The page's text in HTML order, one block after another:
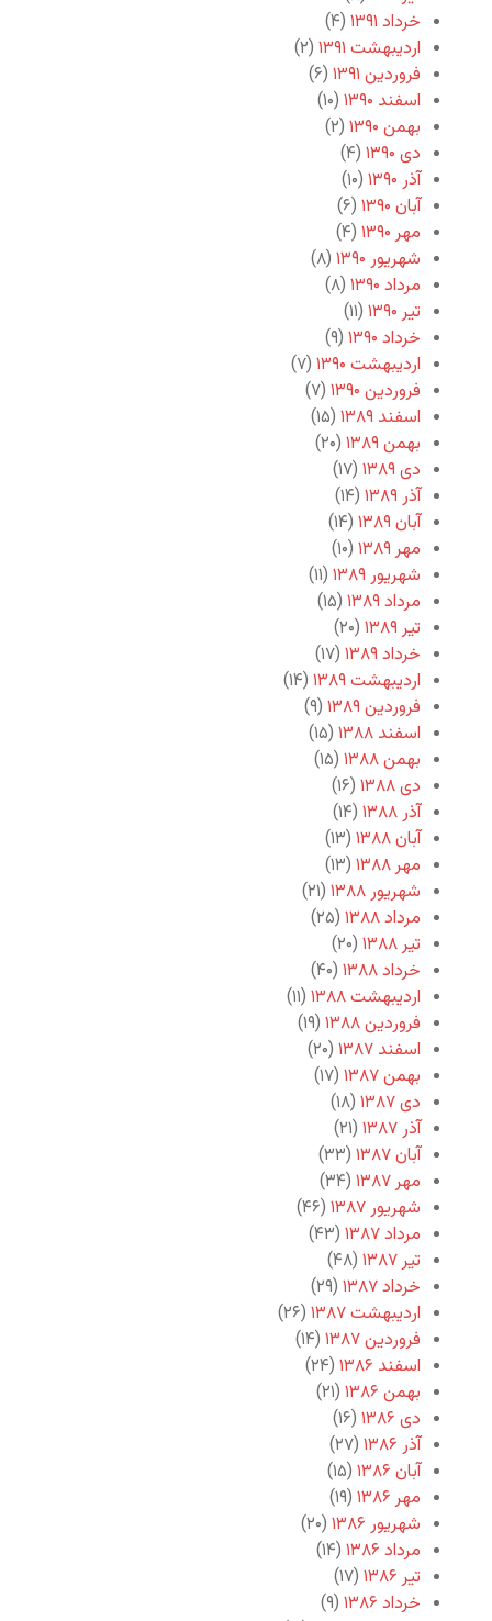
خرداد ۱۳۹۱
(۴)
اردیبهشت ۱۳۹۱
(۲)
فروردین ۱۳۹۱
(۶)
اسفند ۱۳۹۰
(۱۰)
بهمن ۱۳۹۰
(۲)
دی ۱۳۹۰
(۴)
آذر ۱۳۹۰
(۱۰)
آبان ۱۳۹۰
(۶)
مهر ۱۳۹۰
(۴)
شهریور ۱۳۹۰
(۸)
مرداد ۱۳۹۰
(۸)
تیر ۱۳۹۰
(۱۱)
خرداد ۱۳۹۰
(۹)
اردیبهشت ۱۳۹۰
(۷)
فروردین ۱۳۹۰
(۷)
اسفند ۱۳۸۹
(۱۵)
بهمن ۱۳۸۹
(۲۰)
دی ۱۳۸۹
(۱۷)
آذر ۱۳۸۹
(۱۴)
آبان ۱۳۸۹
(۱۴)
مهر ۱۳۸۹
(۱۰)
شهریور ۱۳۸۹
(۱۱)
مرداد ۱۳۸۹
(۱۵)
تیر ۱۳۸۹
(۲۰)
خرداد ۱۳۸۹
(۱۷)
اردیبهشت ۱۳۸۹
(۱۴)
فروردین ۱۳۸۹
(۹)
اسفند ۱۳۸۸
(۱۵)
بهمن ۱۳۸۸
(۱۵)
دی ۱۳۸۸
(۱۶)
آذر ۱۳۸۸
(۱۴)
آبان ۱۳۸۸
(۱۳)
مهر ۱۳۸۸
(۱۳)
شهریور ۱۳۸۸
(۲۱)
مرداد ۱۳۸۸
(۲۵)
تیر ۱۳۸۸
(۲۰)
خرداد ۱۳۸۸
(۴۰)
اردیبهشت ۱۳۸۸
(۱۱)
فروردین ۱۳۸۸
(۱۹)
اسفند ۱۳۸۷
(۲۰)
بهمن ۱۳۸۷
(۱۷)
دی ۱۳۸۷
(۱۸)
آذر ۱۳۸۷
(۲۱)
آبان ۱۳۸۷
(۳۳)
مهر ۱۳۸۷
(۳۴)
شهریور ۱۳۸۷
(۴۶)
مرداد ۱۳۸۷
(۴۳)
تیر ۱۳۸۷
(۴۸)
خرداد ۱۳۸۷
(۲۹)
اردیبهشت ۱۳۸۷
(۲۶)
فروردین ۱۳۸۷
(۱۴)
اسفند ۱۳۸۶
(۲۴)
بهمن ۱۳۸۶
(۲۱)
دی ۱۳۸۶
(۱۶)
آذر ۱۳۸۶
(۲۷)
آبان ۱۳۸۶
(۱۵)
مهر ۱۳۸۶
(۱۹)
شهریور ۱۳۸۶
(۲۰)
مرداد ۱۳۸۶
(۱۴)
تیر ۱۳۸۶
(۱۷)
خرداد ۱۳۸۶
(۹)